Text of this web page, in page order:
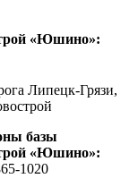
«Юшино»:
Липецк-Грязи,
базы
«Юшино»:
1020